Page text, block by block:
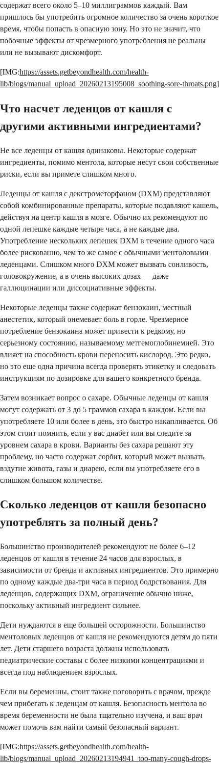
содержат всего около 5–10 миллиграммов каждый. Вам
пришлось бы употребить огромное количество за очень короткое
время, чтобы попасть в опасную зону. Но это не значит, что
побочные эффекты от чрезмерного употребления не реальны
или не вызывают дискомфорт.
[IMG:https://assets.getbeyondhealth.com/health-
lib/blogs/manual_upload_20260213195008_soothing-sore-throats.png]
Что насчет леденцов от кашля с
другими активными ингредиентами?
Не все леденцы от кашля одинаковы. Некоторые содержат
ингредиенты, помимо ментола, которые несут свои собственные
риски, если вы примете слишком много.
Леденцы от кашля с декстрометорфаном (DXM) представляют
собой комбинированные препараты, которые подавляют кашель,
действуя на центр кашля в мозге. Обычно их рекомендуют по
одной лепешке каждые четыре часа, а не каждые два.
Употребление нескольких лепешек DXM в течение одного часа
более рискованно, чем то же самое с обычными ментоловыми
леденцами. Слишком много DXM может вызвать сонливость,
головокружение, а в очень высоких дозах — даже
галлюцинации или диссоциативные эффекты.
Некоторые леденцы также содержат бензокаин, местный
анестетик, который онемевает боль в горле. Чрезмерное
потребление бензокаина может привести к редкому, но
серьезному состоянию, называемому метгемоглобинемией. Это
влияет на способность крови переносить кислород. Это редко,
но это еще одна причина всегда проверять этикетку и следовать
инструкциям по дозировке для вашего конкретного бренда.
Затем возникает вопрос о сахаре. Обычные леденцы от кашля
могут содержать от 3 до 5 граммов сахара в каждом. Если вы
употребляете 10 или более в день, это быстро накапливается. Об
этом стоит помнить, если у вас диабет или вы следите за
уровнем сахара в крови. Варианты без сахара решают эту
проблему, но часто содержат сорбит, который может вызвать
вздутие живота, газы и диарею, если вы употребляете его в
слишком большом количестве.
Сколько леденцов от кашля безопасно
употреблять за полный день?
Большинство производителей рекомендуют не более 6–12
леденцов от кашля в течение 24 часов для взрослых, в
зависимости от бренда и активных ингредиентов. Это примерно
по одному каждые два-три часа в период бодрствования. Для
леденцов, содержащих DXM, ограничение обычно ниже,
поскольку активный ингредиент сильнее.
Дети нуждаются в еще большей осторожности. Большинство
ментоловых леденцов от кашля не рекомендуются детям до пяти
лет. Дети старшего возраста должны использовать
педиатрические составы с более низкими концентрациями и
всегда под наблюдением взрослых.
Если вы беременны, стоит также поговорить с врачом, прежде
чем прибегать к леденцам от кашля. Безопасность ментола во
время беременности не была тщательно изучена, и ваш врач
может помочь вам найти самый безопасный вариант.
[IMG:https://assets.getbeyondhealth.com/health-
lib/blogs/manual_upload_20260213194941_too-many-cough-drops-